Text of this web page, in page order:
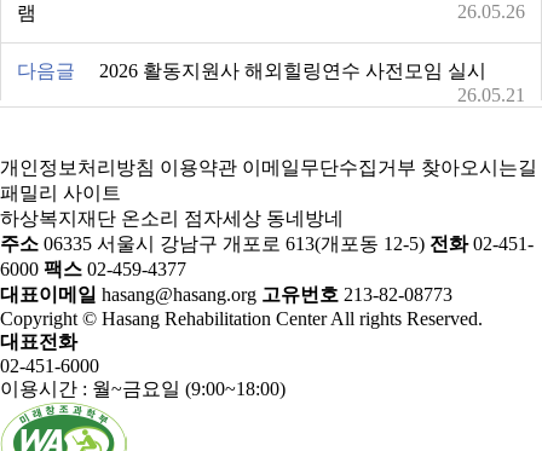
램
26.05.26
다음글
2026 활동지원사 해외힐링연수 사전모임 실시
26.05.21
개인정보처리방침 이용약관 이메일무단수집거부 찾아오시는길
패밀리 사이트
하상복지재단 온소리 점자세상 동네방네
주소 06335 서울시 강남구 개포로 613(개포동 12-5) 전화02-451-
6000 팩스 02-459-4377
대표이메일 hasang@hasang.org 고유번호 213-82-08773
Copyright © Hasang Rehabilitation Center All rights Reserved.
대표전화
02-451-6000
이용시간 : 월~금요일 (9:00~18:00)